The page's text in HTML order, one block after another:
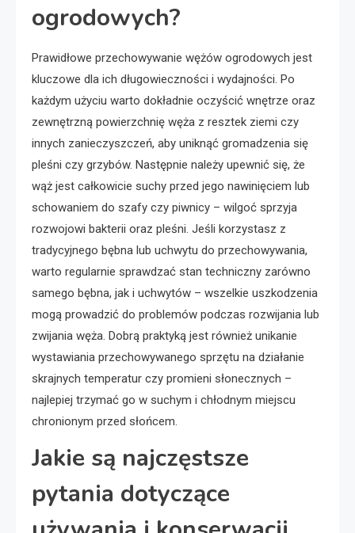
ogrodowych?
Prawidłowe przechowywanie wężów ogrodowych jest
kluczowe dla ich długowieczności i wydajności. Po
każdym użyciu warto dokładnie oczyścić wnętrze oraz
zewnętrzną powierzchnię węża z resztek ziemi czy
innych zanieczyszczeń, aby uniknąć gromadzenia się
pleśni czy grzybów. Następnie należy upewnić się, że
wąż jest całkowicie suchy przed jego nawinięciem lub
schowaniem do szafy czy piwnicy – wilgoć sprzyja
rozwojowi bakterii oraz pleśni. Jeśli korzystasz z
tradycyjnego bębna lub uchwytu do przechowywania,
warto regularnie sprawdzać stan techniczny zarówno
samego bębna, jak i uchwytów – wszelkie uszkodzenia
mogą prowadzić do problemów podczas rozwijania lub
zwijania węża. Dobrą praktyką jest również unikanie
wystawiania przechowywanego sprzętu na działanie
skrajnych temperatur czy promieni słonecznych –
najlepiej trzymać go w suchym i chłodnym miejscu
chronionym przed słońcem.
Jakie są najczęstsze
pytania dotyczące